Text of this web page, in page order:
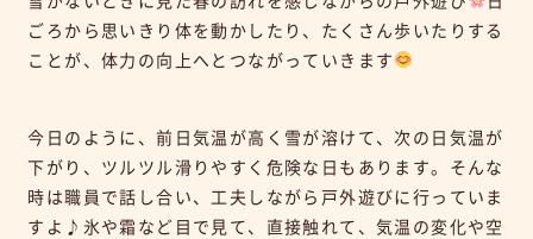
ごろから思いきり体を動かしたり、たくさん歩いたりする
ことが、体力の向上へとつながっていきます
今日のように、前日気温が高く雪が溶けて、次の日気温が
下がり、ツルツル滑りやすく危険な日もあります。そんな
時は職員で話し合い、工夫しながら戸外遊びに行っていま
すよ♪氷や霜など目で見て、直接触れて、気温の変化や空